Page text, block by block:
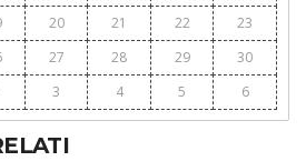
20 21 22
23
27 28 29
30
3 4 5 6